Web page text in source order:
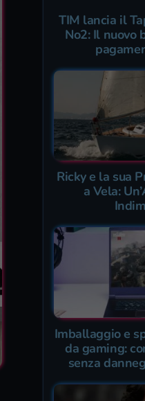
TIM lancia il
No2: Il nuovo
Ricky e la sua
a Vela:
Imballaggio e
da gaming:
senza